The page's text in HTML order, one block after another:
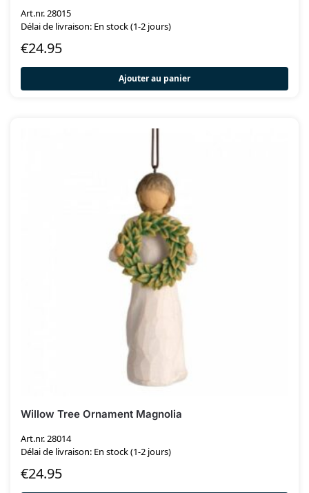
Art.nr. 28015
Délai de livraison: En stock (1-2 jours)
€24.95
Ajouter au panier
Willow Tree Ornament Magnolia
Art.nr. 28014
Délai de livraison: En stock (1-2 jours)
€24.95